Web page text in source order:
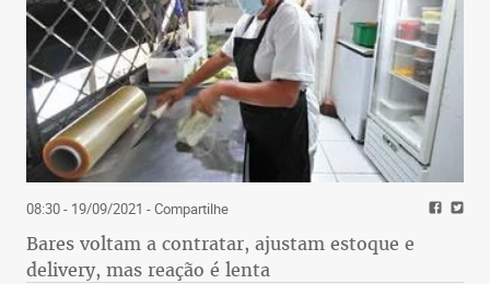
08:30 - 19/09/2021 - Compartilhe
Bares voltam a contratar, ajustam estoque e
delivery, mas reação é lenta